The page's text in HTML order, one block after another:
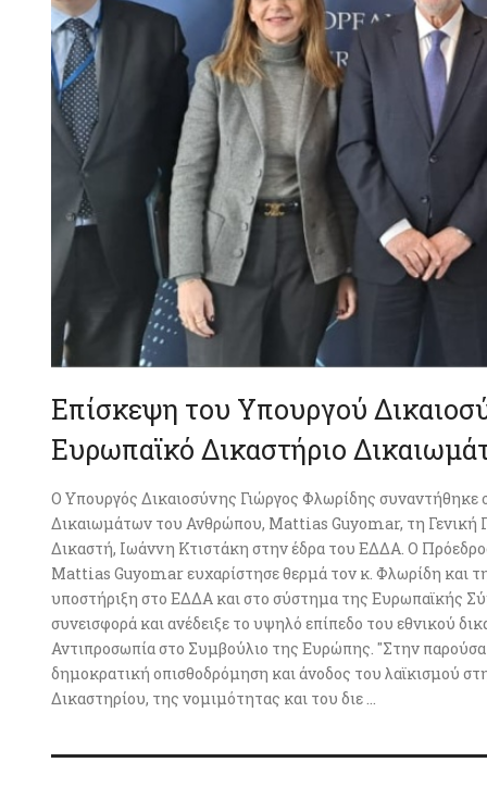
Επίσκεψη του Υπουργού
Ευρωπαϊκό Δικαστήριο
Ο Υπουργός Δικαιοσύνης Γιώργος Φλωρίδης
Δικαιωμάτων του Ανθρώπου, Mattias Guyomar, τη Γενική
Δικαστή, Ιωάννη Κτιστάκη στην έδρα του ΕΔΔΑ. Ο
Mattias Guyomar ευχαρίστησε θερμά τον κ. Φλωρίδη και
υποστήριξη στο ΕΔΔΑ και στο σύστημα της Ευρωπαϊκής
συνεισφορά και ανέδειξε το υψηλό επίπεδο του εθνικού
Αντιπροσωπία στο Συμβούλιο της Ευρώπης. "Στην
δημοκρατική οπισθοδρόμηση και άνοδος του λαϊκισμού
Δικαστηρίου, της νομιμότητας και του διε ...